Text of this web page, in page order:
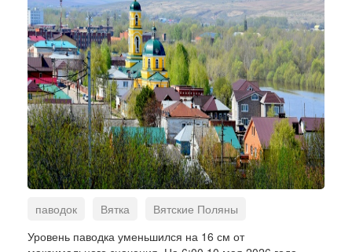
паводок Вятка
Вятские Поляны
Уровень паводка уменьшился на 16 см от